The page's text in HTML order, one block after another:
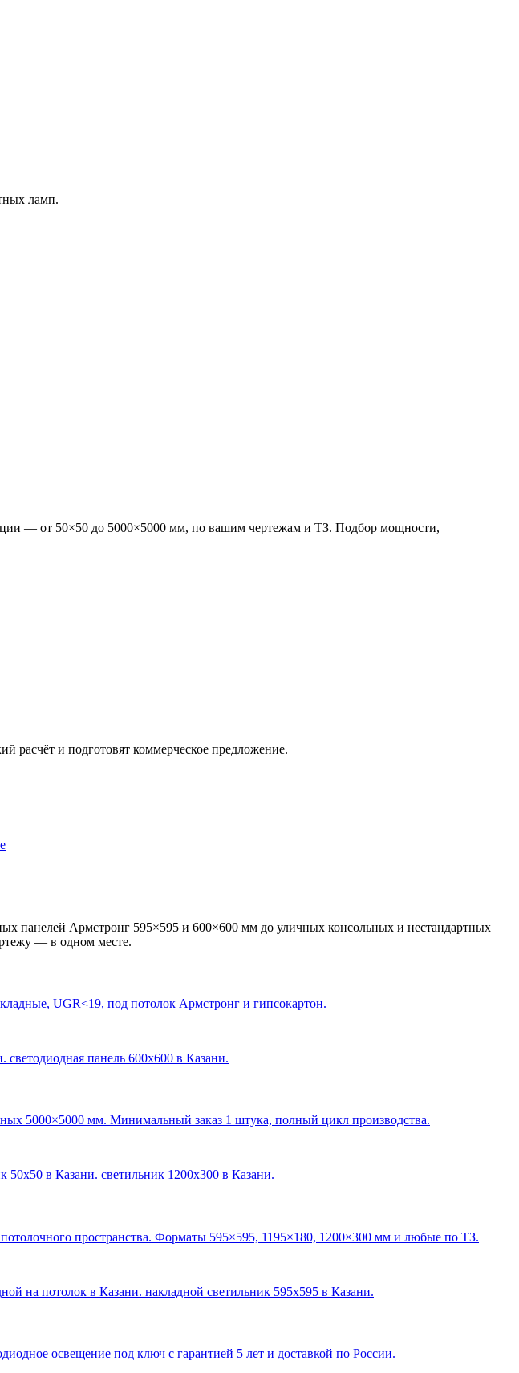
ламп.
— от 50×50 до 5000×5000 мм, по вашим чертежам и ТЗ. Подбор мощности,
расчёт и подготовят коммерческое предложение.
панелей Армстронг 595×595 и 600×600 мм до уличных консольных и нестандартных
— в одном месте.
UGR<19, под потолок Армстронг и гипсокартон.
светодиодная панель 600х600 в Казани.
5000×5000 мм. Минимальный заказ 1 штука, полный цикл производства.
50х50 в Казани. светильник 1200х300 в Казани.
пространства. Форматы 595×595, 1195×180, 1200×300 мм и любые по ТЗ.
на потолок в Казани. накладной светильник 595х595 в Казани.
освещение под ключ с гарантией 5 лет и доставкой по России.